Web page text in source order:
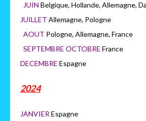
JUIN Belgique, Hollande, Allemagne,
JUILLET Allemagne,
AOUT Pologne,
SEPTEMBRE OCTOBRE
DECEMBRE Espagne
2024
JANVIER